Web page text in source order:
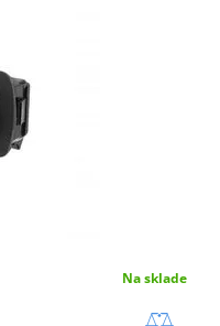
Na sklade